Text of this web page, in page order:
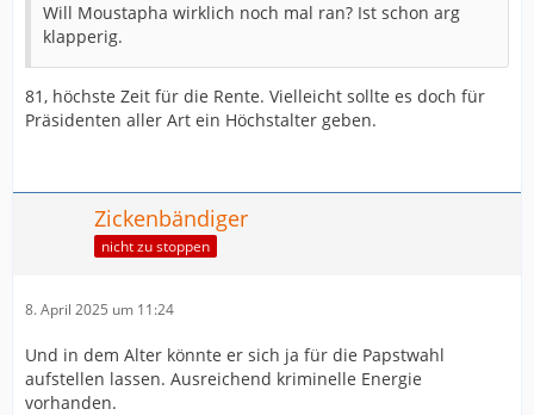
Will Moustapha wirklich noch mal ran? Ist schon arg
klapperig.
81, höchste Zeit für die Rente. Vielleicht sollte es doch für
Präsidenten aller Art ein Höchstalter geben.
Zickenbändiger
nicht zu stoppen
8. April 2025 um 11:24
Und in dem Alter könnte er sich ja für die Papstwahl
aufstellen lassen. Ausreichend kriminelle Energie
vorhanden.